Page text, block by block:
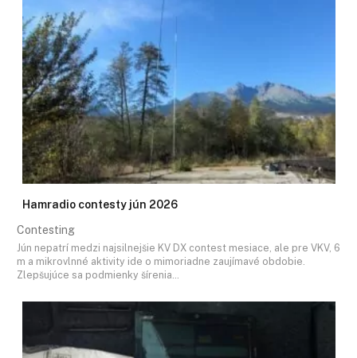
Hamradio contesty jún 2026
Contesting
Jún nepatrí medzi najsilnejšie KV DX contest mesiace, ale pre VKV, 6
m a mikrovlnné aktivity ide o mimoriadne zaujímavé obdobie.
Zlepšujúce sa podmienky šírenia…